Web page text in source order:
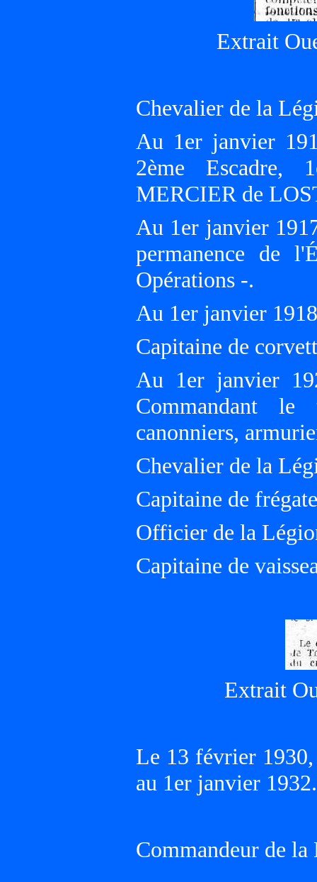
Extrait
Chevalier de la
Au 1er janvier
2ème Escadre,
MERCIER de
Au 1er janvier
permanence de
Opérations -.
Au 1er janvier
Capitaine de
Au 1er janvier
Commandant
canonniers,
Chevalier de la
Capitaine de
Officier de la
Capitaine de
Extrait
Le 13 février
au 1er janvier 1932.
Commandeur de